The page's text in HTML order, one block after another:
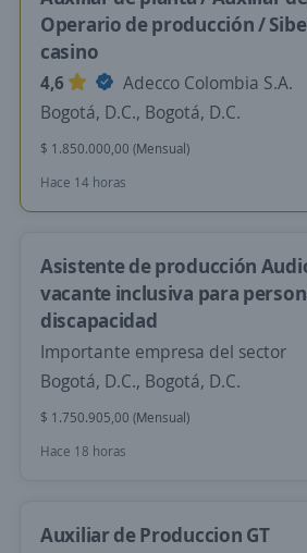
Operario de producción /
casino
4,6
Adecco Colombia S.A.
Bogotá, D.C., Bogotá, D.C.
$ 1.850.000,00 (Mensual)
Hace 14 horas
Asistente de producción
vacante inclusiva para
discapacidad
Importante empresa del sector
Bogotá, D.C., Bogotá, D.C.
$ 1.750.905,00 (Mensual)
Hace 18 horas
Auxiliar de Produccion GT